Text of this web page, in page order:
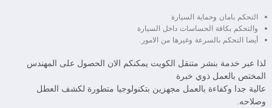
التحكم بامان وحماية السيارة
والتحكم بكافة الحساسات داخل السيارة
أيضا التحكم بالسرعة وغيرها من الامور.
لذا عبر خدمة بنشر متنقل الكويت يمكنكم الان الحصول على المهندس
المختص بالعمل ذوي خبرة
عالية جدا وكفاءة بالعمل مجهزين بتكنولوجيا متطورة لكشف العطل
وصلاحه.